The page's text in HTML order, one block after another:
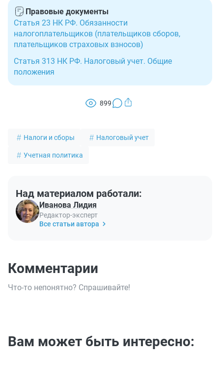
Правовые документы
Статья 23 НК РФ. Обязанности
налогоплательщиков (плательщиков сборов,
плательщиков страховых взносов)
Статья 313 НК РФ. Налоговый учет. Общие
положения
899
Налоги и сборы Налоговый учет
Учетная политика
Над материалом работали:
Иванова Лидия
Редактор-эксперт
Все статьи автора
Комментарии
Что-то непонятно? Спрашивайте!
Вам может быть интересно: